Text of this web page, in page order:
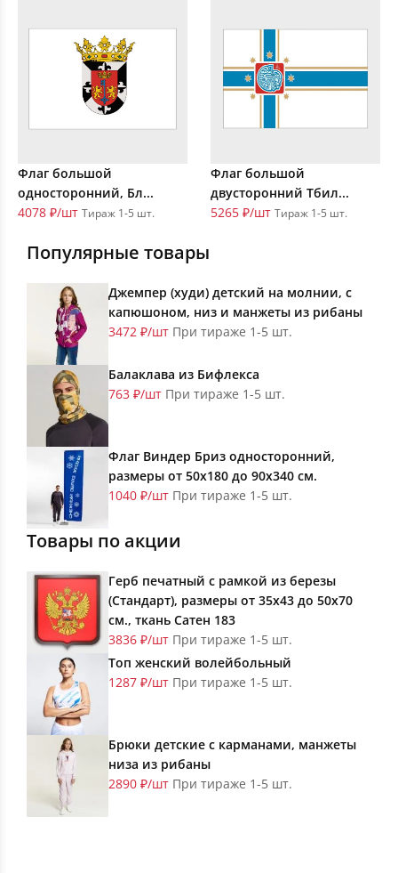
Флаг большой
односторонний, Бл...
4078 ₽/шт Тираж 1-5 шт.
Флаг большой
двусторонний Тбил...
5265 ₽/шт Тираж 1-5 шт.
Популярные товары
Джемпер (худи) детский на молнии, с
капюшоном, низ и манжеты из рибаны
3472 ₽/шт При тираже 1-5 шт.
Балаклава из Бифлекса
763 ₽/шт При тираже 1-5 шт.
Флаг Виндер Бриз односторонний,
размеры от 50х180 до 90х340 см.
1040 ₽/шт При тираже 1-5 шт.
Товары по акции
Герб печатный с рамкой из березы
(Стандарт), размеры от 35х43 до 50х70
см., ткань Сатен 183
3836 ₽/шт При тираже 1-5 шт.
Топ женский волейбольный
1287 ₽/шт При тираже 1-5 шт.
Брюки детские с карманами, манжеты
низа из рибаны
2890 ₽/шт При тираже 1-5 шт.